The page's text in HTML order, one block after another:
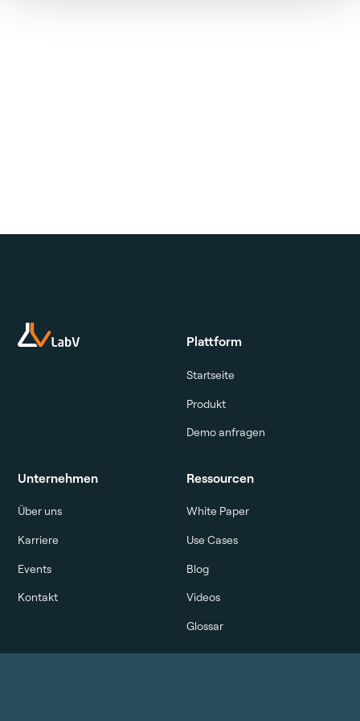
Plattform
Startseite
Produkt
Demo anfragen
Unternehmen
Über uns
Karriere
Events
Kontakt
Ressourcen
White Paper
Use Cases
Blog
Videos
Glossar